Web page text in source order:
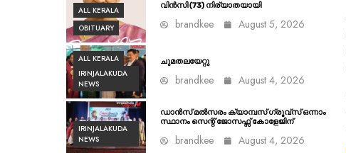
ALL KERALA
OBITUARY
വിൻസി (73) നിര്യാതയായി
brandkee August 5, 2026
ALL KERALA
IRINJALAKUDA
NEWS
ചുമതലയേറ്റു
brandkee August 4, 2026
IRINJALAKUDA
NEWS
ഡാൻസ് മൽസരം ക്യാമ്പസ് ഗ്രൂവ്സ് ഒന്നാം
സ്ഥാനം സെന്റ് ജോസഫ്സ് കോളേജിന്
brandkee August 4, 2026